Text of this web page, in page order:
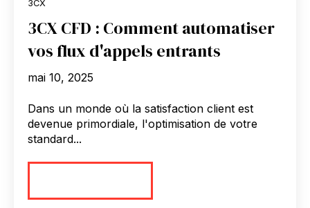
3CX
3CX CFD : Comment automatiser
vos flux d'appels entrants
mai 10, 2025
Dans un monde où la satisfaction client est
devenue primordiale, l'optimisation de votre
standard...